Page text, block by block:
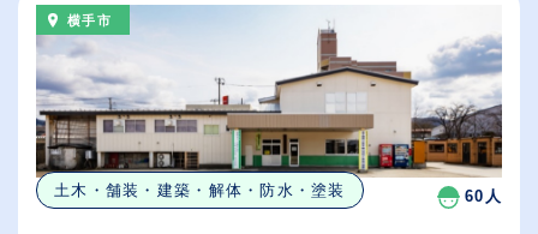
横手市
土木・舗装・建築・解体・防水・塗装 60人